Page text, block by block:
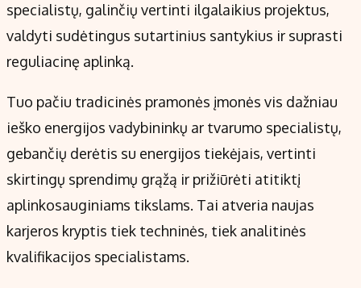
specialistų, galinčių vertinti ilgalaikius projektus,
valdyti sudėtingus sutartinius santykius ir suprasti
reguliacinę aplinką.
Tuo pačiu tradicinės pramonės įmonės vis dažniau
ieško energijos vadybininkų ar tvarumo specialistų,
gebančių derėtis su energijos tiekėjais, vertinti
skirtingų sprendimų grąžą ir prižiūrėti atitiktį
aplinkosauginiams tikslams. Tai atveria naujas
karjeros kryptis tiek techninės, tiek analitinės
kvalifikacijos specialistams.